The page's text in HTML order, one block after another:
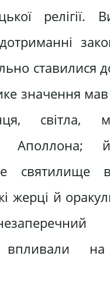
релігії.
ставилися
значення мав
світла,
Аполлона;
святилище
жерці й
впливали